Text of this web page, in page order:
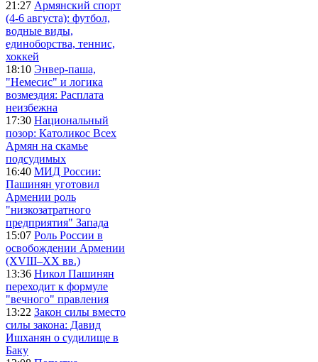
21:27 Армянский спорт
(4-6 августа): футбол,
водные виды,
единоборства, теннис,
хоккей
18:10 Энвер-паша,
"Немесис" и логика
возмездия: Расплата
неизбежна
17:30 Национальный
позор: Католикос Всех
Армян на скамье
подсудимых
16:40 МИД России:
Пашинян уготовил
Армении роль
"низкозатратного
предприятия" Запада
15:07 Роль России в
освобождении Армении
(XVIII–XX вв.)
13:36 Никол Пашинян
переходит к формуле
"вечного" правления
13:22 Закон силы вместо
силы закона: Давид
Ишханян о судилище в
Баку